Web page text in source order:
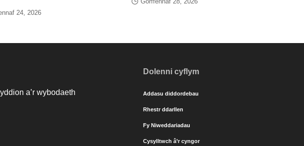
24, 2026
a’r wybodaeth
Dolenni cyflym
Addasu diddordebau
Rhestr ddarllen
Fy Niweddariadau
Cysylltwch â’r cyngor